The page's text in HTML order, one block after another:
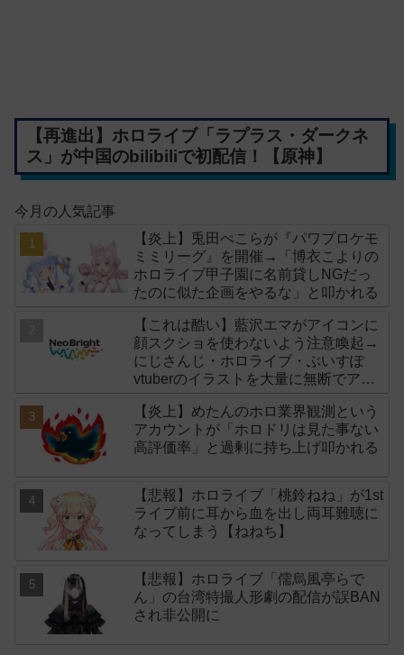
【再進出】ホロライブ「ラプラス・ダークネ
ス」が中国のbilibiliで初配信！【原神】
今月の人気記事
【炎上】兎田ぺこらが『パワプロケモ
ミミリーグ』を開催→「博衣こよりの
ホロライブ甲子園に名前貸しNGだっ
たのに似た企画をやるな」と叩かれる
【これは酷い】藍沢エマがアイコンに
顔スクショを使わないよう注意喚起→
にじさんじ・ホロライブ・ぶいすぽ
vtuberのイラストを大量に無断でアイ
「NeoBright（ネオブライト）」が謝
罪！
【炎上】めたんのホロ業界観測という
アカウントが「ホロドリは見た事ない
高評価率」と過剰に持ち上げ叩かれる
【悲報】ホロライブ「桃鈴ねね」が1st
ライブ前に耳から血を出し両耳難聴に
なってしまう【ねねち】
【悲報】ホロライブ「儒烏風亭らで
ん」の台湾特撮人形劇の配信が誤BAN
され非公開に